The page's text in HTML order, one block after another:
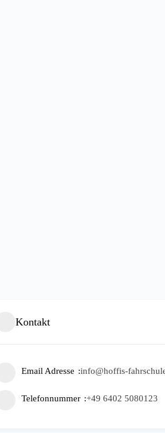
Kontakt
Email Adresse info@hoffis-
Telefonnummer +49 6402 5080123